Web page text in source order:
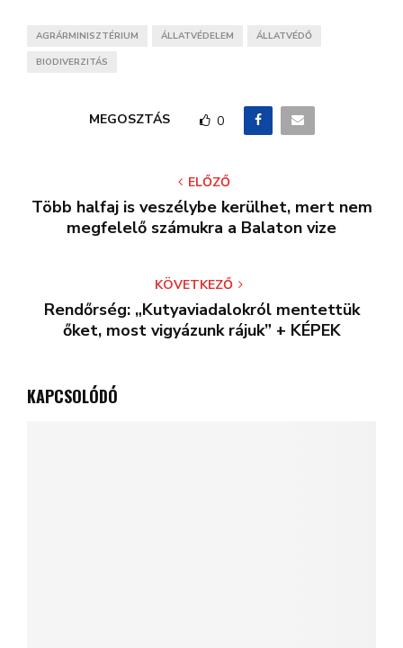
AGRÁRMINISZTÉRIUM ÁLLATVÉDELEM ÁLLATVÉDŐ
BIODIVERZITÁS
MEGOSZTÁS 0
ELŐZŐ
Több halfaj is veszélybe kerülhet, mert nem
megfelelő számukra a Balaton vize
KÖVETKEZŐ
Rendőrség: „Kutyaviadalokról mentettük
őket, most vigyázunk rájuk” + KÉPEK
KAPCSOLÓDÓ